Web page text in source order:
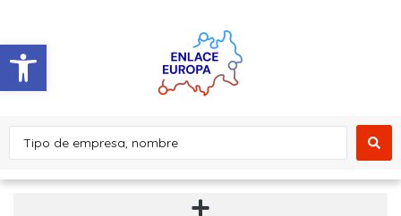
Abrir barra de herramientas